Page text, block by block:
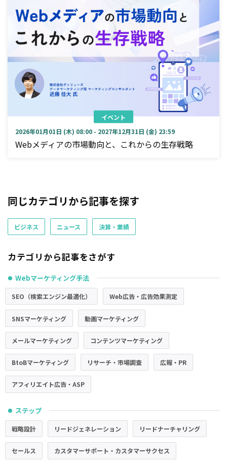
イベント
2026年01月01日 (木) 08:00 - 2027年12月31日 (金) 23:59
Webメディアの市場動向と、これからの生存戦略
同じカテゴリから記事を探す
ビジネス ニュース 決算・業績
カテゴリから記事をさがす
● Webマーケティング手法
SEO（検索エンジン最適化） Web広告・広告効果測定
SNSマーケティング 動画マーケティング
メールマーケティング コンテンツマーケティング
BtoBマーケティング リサーチ・市場調査 広報・PR
アフィリエイト広告・ASP
● ステップ
戦略設計 リードジェネレーション リードナーチャリング
セールス カスタマーサポート・カスタマーサクセス